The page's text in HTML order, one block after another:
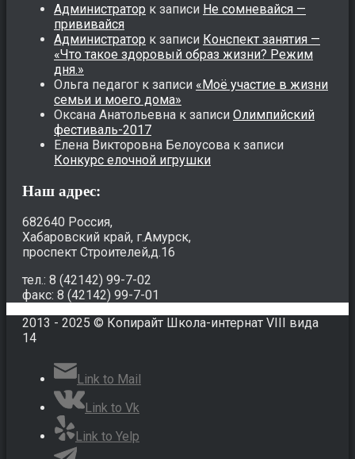
Администратор к записи Не сомневайся —
прививайся
Администратор к записи Конспект занятия —
«Что такое здоровый образ жизни? Режим
дня.»
Ольга педагог к записи «Моё участие в жизни
семьи и моего дома»
Оксана Анатольевна к записи Олимпийский
фестиваль-2017
Елена Викторовна Белоусова к записи
Конкурс елочной игрушки
Наш адрес:
682640 Россия,
Хабаровский край, г.Амурск,
проспект Строителей,д.16
тел.: 8 (42142) 99-7-02
факс: 8 (42142) 99-7-01
2013 - 2025 © Копирайт Школа-интернат VIII вида
14
Link to Mail
Link to Vk
Link to Yelp